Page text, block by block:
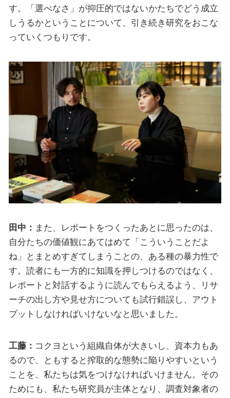
す。「選べなさ」が抑圧的ではないかたちでどう成立
しうるかということについて、引き続き研究をおこな
っていくつもりです。
田中： また、レポートをつくったあとに思ったのは、
自分たちの価値観にあてはめて「こういうことだよ
ね」とまとめすぎてしまうことの、ある種の暴力性で
す。読者にも一方的に知識を押しつけるのではなく、
レポートと対話するように読んでもらえるよう、リサ
ーチの出し方や見せ方についても試行錯誤し、アウト
プットしなければいけないなと思いました。
工藤： コクヨという組織自体が大きいし、資本力もあ
るので、ともすると搾取的な態勢に陥りやすいという
ことを、私たちは気をつけなければいけません。その
ためにも、私たち研究員が主体となり、調査対象者の